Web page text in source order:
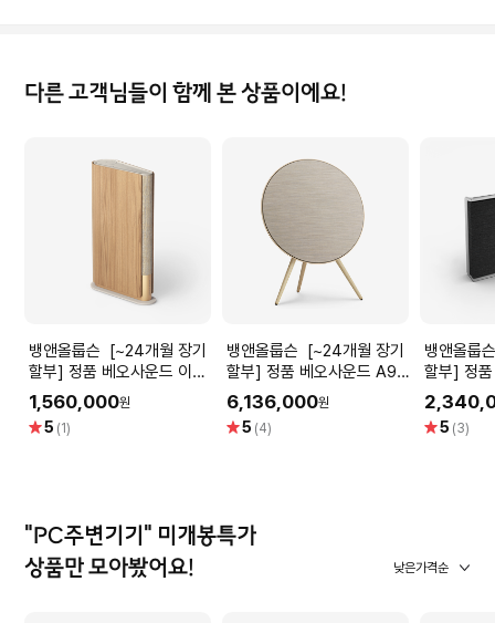
다른 고객님들이 함께 본 상품이에요!
뱅앤올룹슨 [~24개월 장기
할부] 정품 베오사운드 이머
지 (Beosound Emerge)
Gold 프리미엄 유선 스피커
1,560,000원
별5 (1)
뱅앤올룹슨 [~24개월 장기
할부] 정품 베오사운드 A9
5세대 (Beosound A9 5th
gen.) Gold Tone 프리미
엄 블루투스 스피커 Special
6,136,000원
별5 (4)
뱅앤올룹슨 [~24개월
할부] 정
Non-
Level
프리미엄
별5 (3)
"PC주변기기" 미개봉특가
상품만 모아봤어요!
낮은가격순